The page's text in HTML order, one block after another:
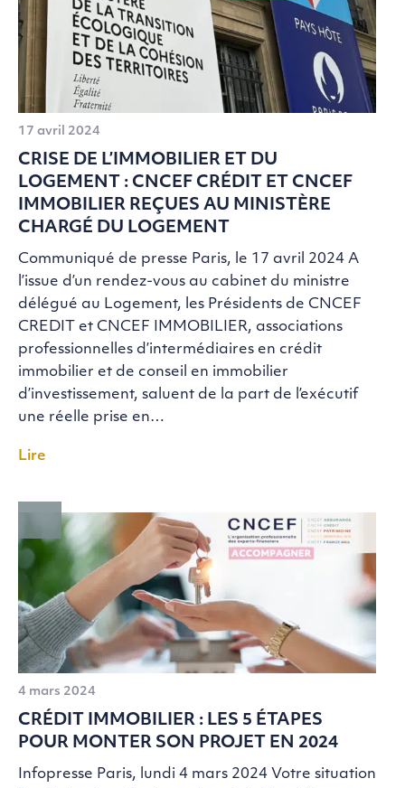
17 avril 2024
CRISE DE L’IMMOBILIER ET DU
LOGEMENT : CNCEF CRÉDIT ET CNCEF
IMMOBILIER REÇUES AU MINISTÈRE
CHARGÉ DU LOGEMENT
Communiqué de presse Paris, le 17 avril 2024 A
l’issue d’un rendez-vous au cabinet du ministre
délégué au Logement, les Présidents de CNCEF
CREDIT et CNCEF IMMOBILIER, associations
professionnelles d’intermédiaires en crédit
immobilier et de conseil en immobilier
d’investissement, saluent de la part de l’exécutif
une réelle prise en…
Lire
4 mars 2024
CRÉDIT IMMOBILIER : LES 5 ÉTAPES
POUR MONTER SON PROJET EN 2024
Infopresse Paris, lundi 4 mars 2024 Votre situation